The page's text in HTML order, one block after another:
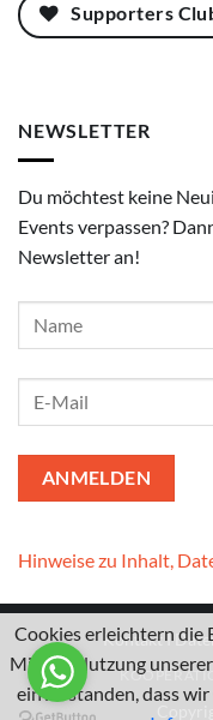
Supporters
NEWSLETTER
Du möchtest keine
Events verpassen?
Newsletter an!
Hinweise zu Inhalt,
KontaktI
Cookies erleichtern die
Mit der Nutzung
einverstanden, dass